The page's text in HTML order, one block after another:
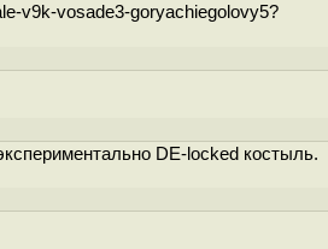
v9k-vosade3-goryachiegolovy5?
DE-locked костыль.